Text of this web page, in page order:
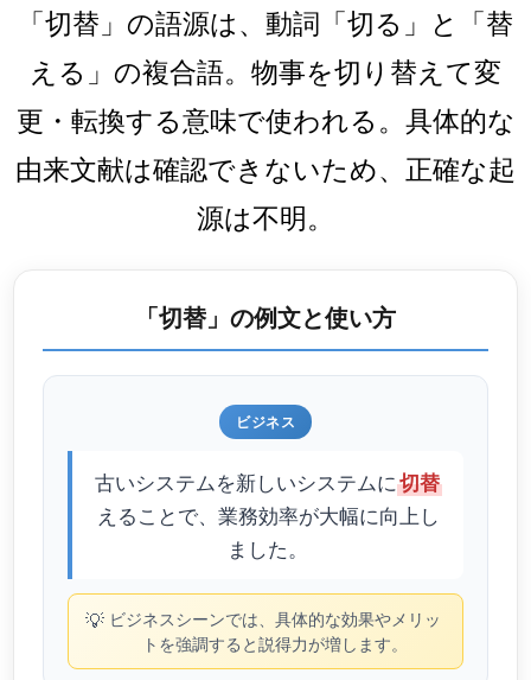
「切替」の語源は、動詞「切る」と「替
える」の複合語。物事を切り替えて変
更・転換する意味で使われる。具体的な
由来文献は確認できないため、正確な起
源は不明。
「切替」の例文と使い方
ビジネス
古いシステムを新しいシステムに切替
えることで、業務効率が大幅に向上し
ました。
💡 ビジネスシーンでは、具体的な効果やメリッ
トを強調すると説得力が増します。